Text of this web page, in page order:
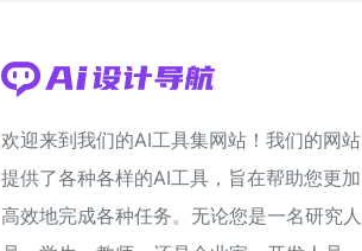
欢迎来到我们的AI工具集网站！我们的网站
提供了各种各样的AI工具，旨在帮助您更加
高效地完成各种任务。无论您是一名研究人